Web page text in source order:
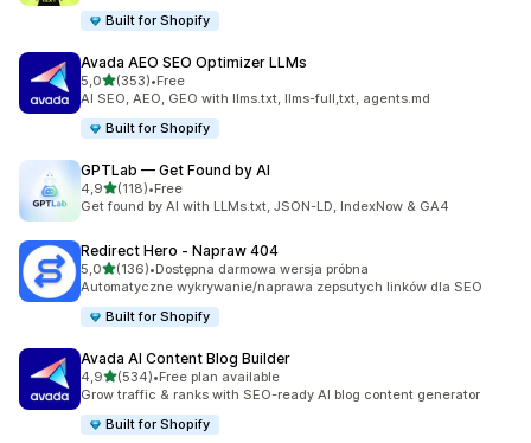
Built for Shopify
Avada AEO SEO Optimizer LLMs
5,0na 5 gwiazdek
(353)
Łączna liczba recenzji: 353
•Free
AI SEO, AEO, GEO with llms.txt, llms-full,txt, agents.md
Built for Shopify
GPTLab — Get Found by AI
4,9na 5 gwiazdek
(118)
Łączna liczba recenzji: 118
•Free
Get found by AI with LLMs.txt, JSON-LD, IndexNow & GA4
Redirect Hero ‑ Napraw 404
5,0na 5 gwiazdek
(136)
Łączna liczba recenzji: 136
•Dostępna darmowa wersja próbna
Automatyczne wykrywanie/naprawa zepsutych linków dla SEO
Built for Shopify
Avada AI Content Blog Builder
4,9na 5 gwiazdek
(534)
Łączna liczba recenzji: 534
•Free plan available
Grow traffic & ranks with SEO-ready AI blog content generator
Built for Shopify